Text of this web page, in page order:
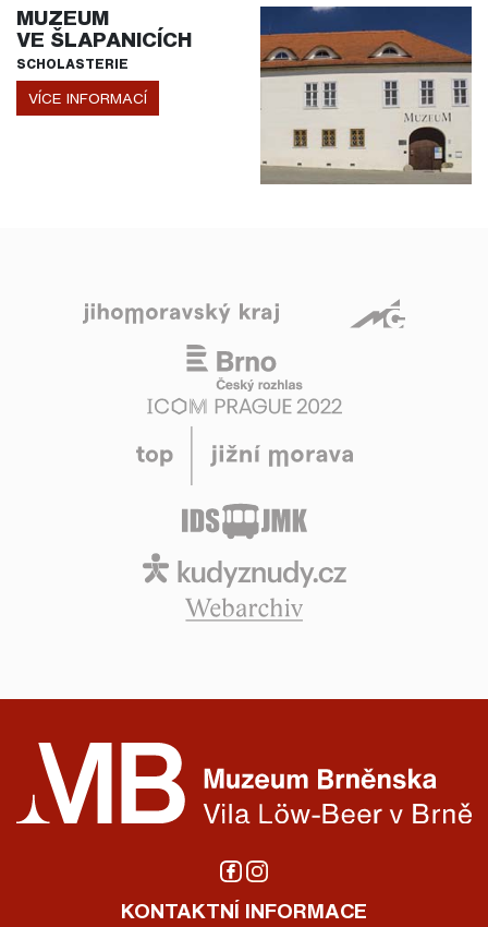
MUZEUM
VE ŠLAPANICÍCH
SCHOLASTERIE
VÍCE INFORMACÍ
KONTAKTNÍ INFORMACE